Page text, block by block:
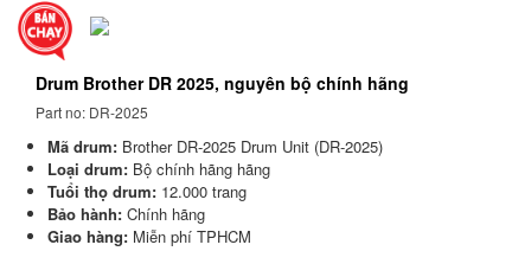
Drum Brother DR 2025, nguyên bộ chính hãng
Part no: DR-2025
Mã drum: Brother DR-2025 Drum Unit (DR-2025)
Loại drum: Bộ chính hãng hãng
Tuổi thọ drum: 12.000 trang
Bảo hành: Chính hãng
Giao hàng: Miễn phí TPHCM